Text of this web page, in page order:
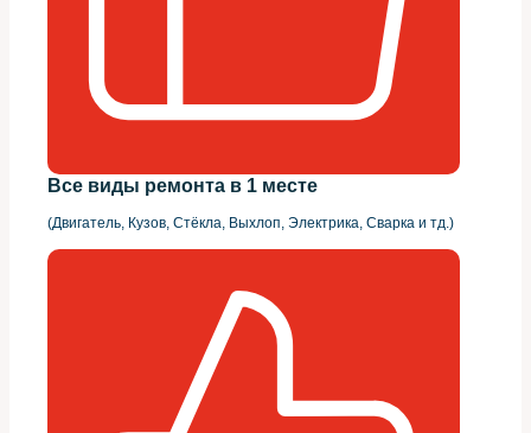
Все виды ремонта в 1 месте
(Двигатель, Кузов, Стёкла, Выхлоп, Электрика, Сварка и тд.)